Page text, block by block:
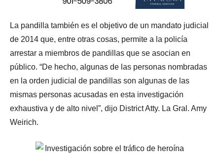
La pandilla también es el objetivo de un mandato judicial
de 2014 que, entre otras cosas, permite a la policía
arrestar a miembros de pandillas que se asocian en
público. “De hecho, algunas de las personas nombradas
en la orden judicial de pandillas son algunas de las
mismas personas acusadas en esta investigación
exhaustiva y de alto nivel”, dijo District Atty. La Gral. Amy
Weirich.